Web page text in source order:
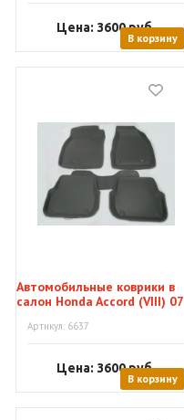
Цена: 3600руб.
В корзину
Автомобильные коврики в
салон Honda Accord (VIII) 07
Артикул: 6637
Цена: 3600руб.
В корзину